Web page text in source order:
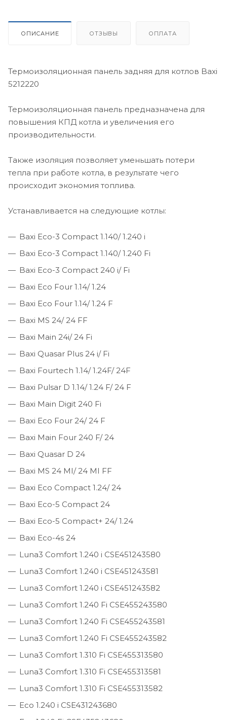
ОПИСАНИЕ ОТЗЫВЫ ОПЛАТА
Термоизоляционная панель задняя для котлов Baxi
5212220
Термоизоляционная панель предназначена для
повышения КПД котла и увеличения его
производительности.
Также изоляция позволяет уменьшать потери
тепла при работе котла, в результате чего
происходит экономия топлива.
Устанавливается на следующие котлы:
Baxi Eco-3 Compact 1.140/ 1.240 i
Baxi Eco-3 Compact 1.140/ 1.240 Fi
Baxi Eco-3 Compact 240 i/ Fi
Baxi Eco Four 1.14/ 1.24
Baxi Eco Four 1.14/ 1.24 F
Baxi MS 24/ 24 FF
Baxi Main 24i/ 24 Fi
Baxi Quasar Plus 24 i/ Fi
Baxi Fourtech 1.14/ 1.24F/ 24F
Baxi Pulsar D 1.14/ 1.24 F/ 24 F
Baxi Main Digit 240 Fi
Baxi Eco Four 24/ 24 F
Baxi Main Four 240 F/ 24
Baxi Quasar D 24
Baxi MS 24 MI/ 24 MI FF
Baxi Eco Compact 1.24/ 24
Baxi Eco-5 Compact 24
Baxi Eco-5 Compact+ 24/ 1.24
Baxi Eco-4s 24
Luna3 Comfort 1.240 i CSE451243580
Luna3 Comfort 1.240 i CSE451243581
Luna3 Comfort 1.240 i CSE451243582
Luna3 Comfort 1.240 Fi CSE455243580
Luna3 Comfort 1.240 Fi CSE455243581
Luna3 Comfort 1.240 Fi CSE455243582
Luna3 Comfort 1.310 Fi CSE455313580
Luna3 Comfort 1.310 Fi CSE455313581
Luna3 Comfort 1.310 Fi CSE455313582
Eco 1.240 i CSE431243680